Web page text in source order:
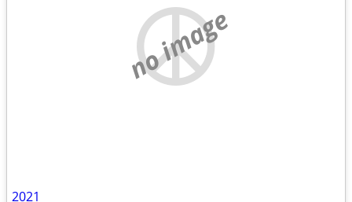
no image
2021